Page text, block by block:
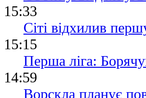
15:33
Сіті відхилив
15:15
Перша ліга:
14:59
Ворскла планує